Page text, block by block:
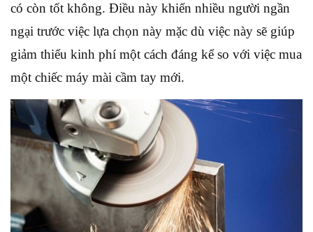
có còn tốt không. Điều này khiến nhiều người ngần
ngại trước việc lựa chọn này mặc dù việc này sẽ giúp
giảm thiểu kinh phí một cách đáng kể so với việc mua
một chiếc máy mài cầm tay mới.